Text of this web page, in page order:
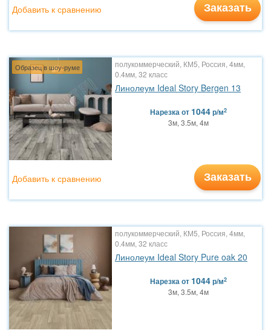
Заказать
Добавить к сравнению
Образец в шоу-руме
полукоммерческий, КМ5, Россия, 4мм,
0.4мм, 32 класс
Линолеум Ideal Story Bergen 13
Нарезкаот 1044р/м2
3м, 3.5м, 4м
Заказать
Добавить к сравнению
полукоммерческий, КМ5, Россия, 4мм,
0.4мм, 32 класс
Линолеум Ideal Story Pure oak 20
Нарезкаот 1044р/м2
3м, 3.5м, 4м